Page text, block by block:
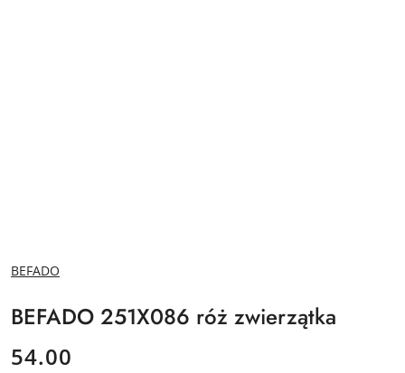
NAZWA
PRODUCENTA:
BEFADO
BEFADO 251X086 róż zwierzątka
cena:
54.00